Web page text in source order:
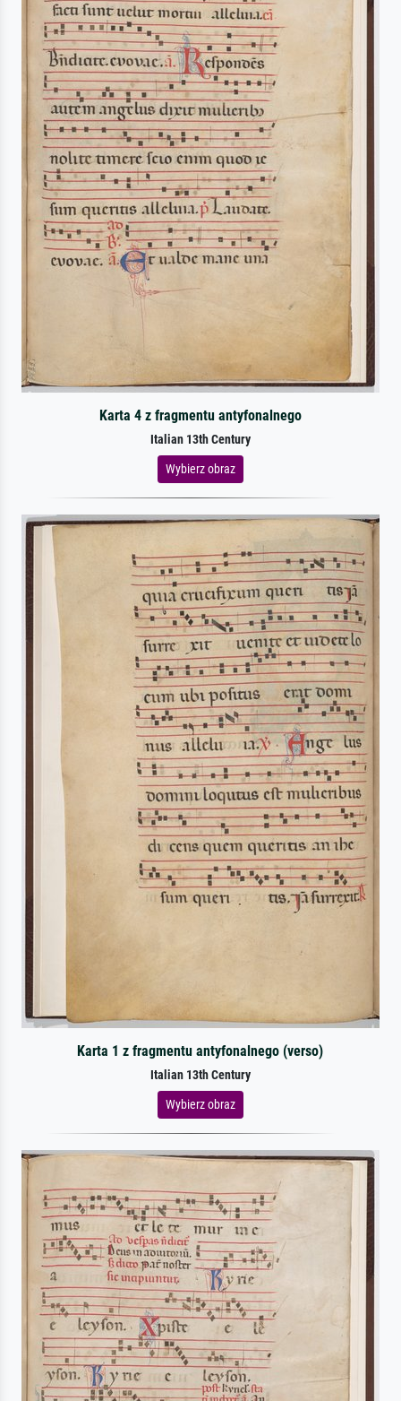
Karta 4 z fragmentu antyfonalnego
Italian 13th Century
Wybierz obraz
Karta 1 z fragmentu antyfonalnego (verso)
Italian 13th Century
Wybierz obraz